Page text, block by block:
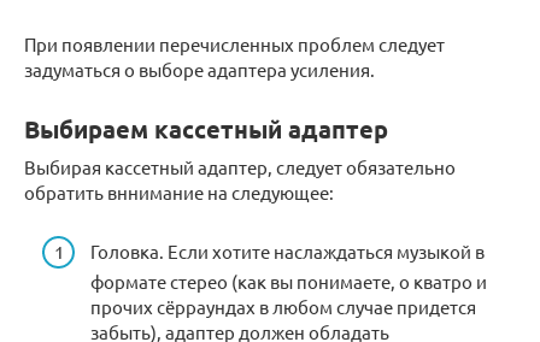
При появлении перечисленных проблем следует
задуматься о выборе адаптера усиления.
Выбираем кассетный адаптер
Выбирая кассетный адаптер, следует обязательно
обратить вннимание на следующее:
Головка. Если хотите наслаждаться музыкой в
формате стерео (как вы понимаете, о кватро и
прочих сёрраундах в любом случае придется
забыть), адаптер должен обладать